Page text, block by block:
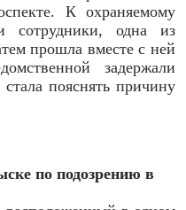
К охраняемому
сотрудники, одна из
прошла вместе с ней
задержали
пояснять причину
по подозрению в